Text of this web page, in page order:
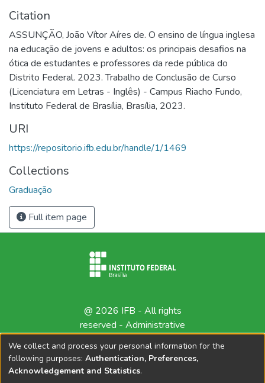
Citation
ASSUNÇÃO, João Vítor Aíres de. O ensino de língua inglesa
na educação de jovens e adultos: os principais desafios na
ótica de estudantes e professores da rede pública do
Distrito Federal. 2023. Trabalho de Conclusão de Curso
(Licenciatura em Letras - Inglês) - Campus Riacho Fundo,
Instituto Federal de Brasília, Brasília, 2023.
URI
https://repositorio.ifb.edu.br/handle/1/1469
Collections
Graduação
Full item page
@ 2026 IFB - All rights
reserved - Administrative
We collect and process your personal information for the
following purposes: Authentication, Preferences,
Acknowledgement and Statistics.